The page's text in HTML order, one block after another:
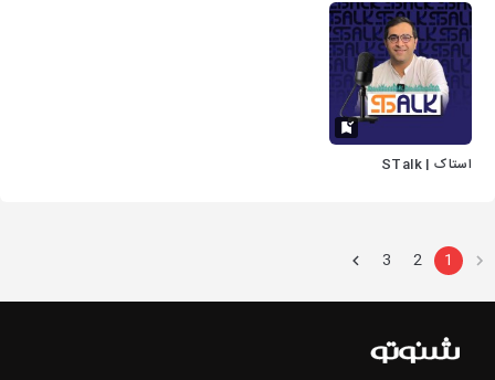
استاک | STalk
1
2
3